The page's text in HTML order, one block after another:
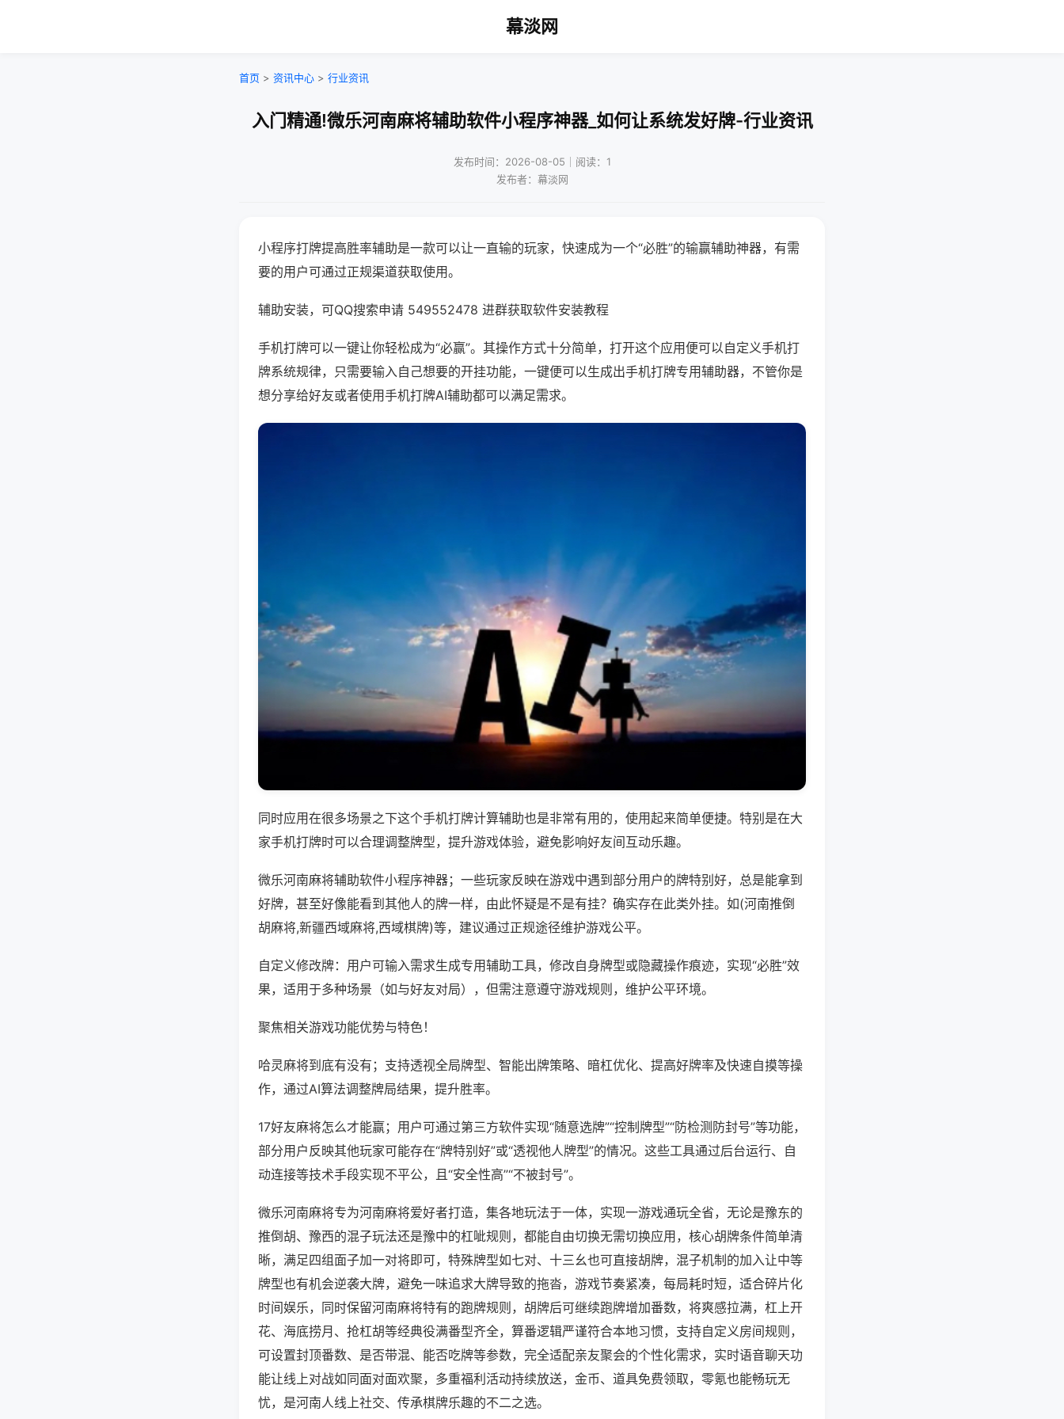
幕淡网
首页 > 资讯中心 > 行业资讯
入门精通!微乐河南麻将辅助软件小程序神器_如何让系统发好牌-行业资讯
发布时间：2026-08-05｜阅读：1
发布者：幕淡网
小程序打牌提高胜率辅助是一款可以让一直输的玩家，快速成为一个“必胜”的输赢辅助神器，有需
要的用户可通过正规渠道获取使用。
辅助安装，可QQ搜索申请 549552478 进群获取软件安装教程
手机打牌可以一键让你轻松成为“必赢”。其操作方式十分简单，打开这个应用便可以自定义手机打
牌系统规律，只需要输入自己想要的开挂功能，一键便可以生成出手机打牌专用辅助器，不管你是
想分享给好友或者使用手机打牌AI辅助都可以满足需求。
同时应用在很多场景之下这个手机打牌计算辅助也是非常有用的，使用起来简单便捷。特别是在大
家手机打牌时可以合理调整牌型，提升游戏体验，避免影响好友间互动乐趣。
微乐河南麻将辅助软件小程序神器；一些玩家反映在游戏中遇到部分用户的牌特别好，总是能拿到
好牌，甚至好像能看到其他人的牌一样，由此怀疑是不是有挂？确实存在此类外挂。如(河南推倒
胡麻将,新疆西域麻将,西域棋牌)等，建议通过正规途径维护游戏公平。
自定义修改牌：用户可输入需求生成专用辅助工具，修改自身牌型或隐藏操作痕迹，实现“必胜”效
果，适用于多种场景（如与好友对局），但需注意遵守游戏规则，维护公平环境。
聚焦相关游戏功能优势与特色！
哈灵麻将到底有没有；支持透视全局牌型、智能出牌策略、暗杠优化、提高好牌率及快速自摸等操
作，通过AI算法调整牌局结果，提升胜率。
17好友麻将怎么才能赢；用户可通过第三方软件实现“随意选牌”“控制牌型”“防检测防封号”等功能，
部分用户反映其他玩家可能存在“牌特别好”或“透视他人牌型”的情况。这些工具通过后台运行、自
动连接等技术手段实现不平公，且“安全性高”“不被封号”。
微乐河南麻将专为河南麻将爱好者打造，集各地玩法于一体，实现一游戏通玩全省，无论是豫东的
推倒胡、豫西的混子玩法还是豫中的杠呲规则，都能自由切换无需切换应用，核心胡牌条件简单清
晰，满足四组面子加一对将即可，特殊牌型如七对、十三幺也可直接胡牌，混子机制的加入让中等
牌型也有机会逆袭大牌，避免一味追求大牌导致的拖沓，游戏节奏紧凑，每局耗时短，适合碎片化
时间娱乐，同时保留河南麻将特有的跑牌规则，胡牌后可继续跑牌增加番数，将爽感拉满，杠上开
花、海底捞月、抢杠胡等经典役满番型齐全，算番逻辑严谨符合本地习惯，支持自定义房间规则，
可设置封顶番数、是否带混、能否吃牌等参数，完全适配亲友聚会的个性化需求，实时语音聊天功
能让线上对战如同面对面欢聚，多重福利活动持续放送，金币、道具免费领取，零氪也能畅玩无
忧，是河南人线上社交、传承棋牌乐趣的不二之选。